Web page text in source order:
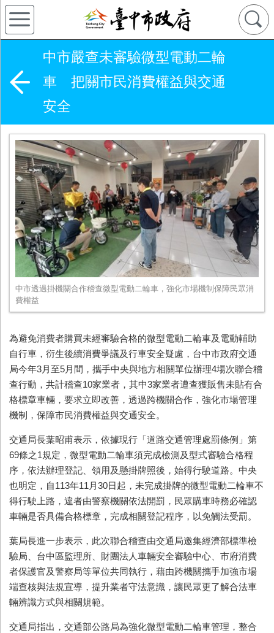
中市嚴查未審驗微型電動二輪
車 把關市民消費權益與交通
安全
中市透過掛機關合作稽查微型電動二輪車，強化市場機制保障民眾消
費權益
為避免消費者購買未經審驗合格的微型電動二輪車及電動輔助
自行車，衍生後續消費爭議及行車安全疑慮，台中市政府交通
局今年3月至5月間，攜手中央與地方相關單位辦理4場次聯合稽
查行動，共計稽查10家業者，其中3家業者遭查獲販售未貼有合
格標章車輛，要求立即改善，透過跨機關合作，強化市場管理
機制，保障市民消費權益與交通安全。
交通局長葉昭甫表示，依據現行「道路交通管理處罰條例」第
69條之1規定，微型電動二輪車須完成檢測及型式審驗合格程
序，依法辦理登記、領用及懸掛牌照後，始得行駛道路。中央
也明定，自113年11月30日起，未完成掛牌的微型電動二輪車不
得行駛上路，違者由警察機關依法開罰，民眾購車時務必確認
車輛是否具備合格標章，完成相關登記程序，以免觸法受罰。
葉局長進一步表示，此次聯合稽查由交通局邀集經濟部標準檢
驗局、台中區監理所、財團法人車輛安全審驗中心、市府消費
者保護官及警察局等單位共同執行，藉由跨機關攜手加強市場
端查核與法規宣導，提升業者守法意識，讓民眾更了解合法車
輛辨識方式與相關規範。
交通局指出，交通部公路局為強化微型電動二輪車管理，整合